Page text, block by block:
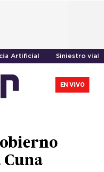
Artificial Siniestro vial
EN VIVO
Cuna